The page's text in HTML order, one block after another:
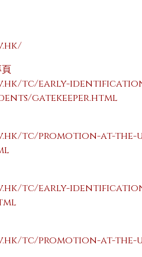
tc/early-
gatekeeper.html
tc/promotion-at-
tc/early-
tc/promotion-at-